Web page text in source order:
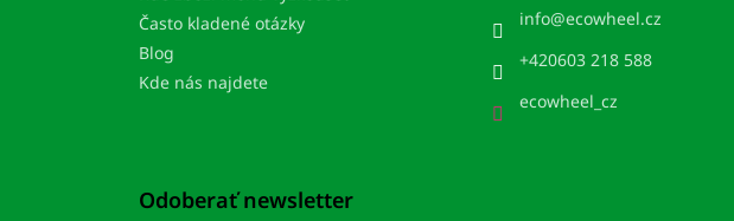
Často kladené otázky
Blog
Kde nás najdete
info@ecowheel.cz
+420603 218 588
ecowheel_cz
Odoberať newsletter